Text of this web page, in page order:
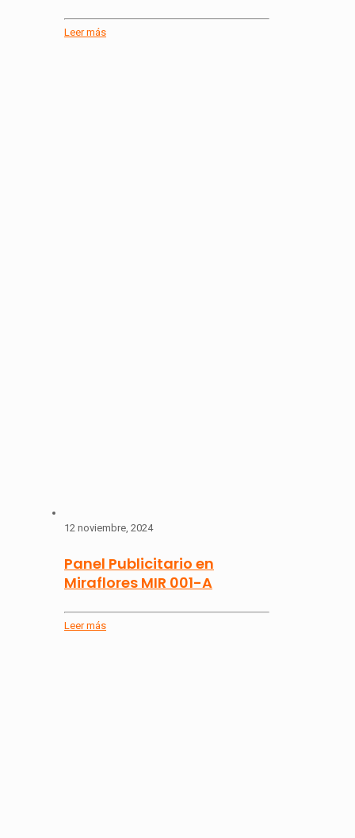
Leer más
12 noviembre, 2024
Panel Publicitario en
Miraflores MIR 001-A
Leer más